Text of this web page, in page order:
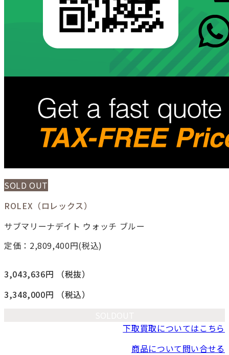
SOLD OUT
ROLEX（ロレックス）
サブマリーナデイト ウォッチ ブルー
定価：2,809,400円(税込)
3,043,636円
（税抜）
3,348,000円
（税込）
下取買取についてはこちら
商品について問い合せる